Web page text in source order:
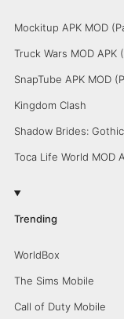
Mockitup APK MOD
Truck Wars MOD
SnapTube APK MOD
Kingdom Clash
Shadow Brides: Gothic
Toca Life World MOD
Trending
WorldBox
The Sims Mobile
Call of Duty Mobile